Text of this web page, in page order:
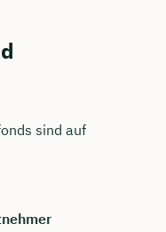
sind auf